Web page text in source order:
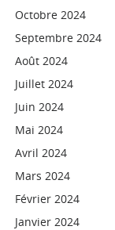
Octobre 2024
Septembre 2024
Août 2024
Juillet 2024
Juin 2024
Mai 2024
Avril 2024
Mars 2024
Février 2024
Janvier 2024